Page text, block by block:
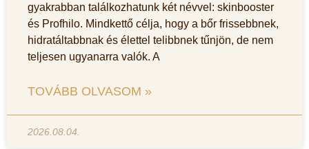
gyakrabban találkozhatunk két névvel: skinbooster
és Profhilo. Mindkettő célja, hogy a bőr frissebbnek,
hidratáltabbnak és élettel telibbnek tűnjön, de nem
teljesen ugyanarra valók. A
TOVÁBB OLVASOM »
2026.08.04.